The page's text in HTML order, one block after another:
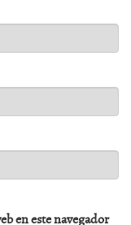
en este navegador